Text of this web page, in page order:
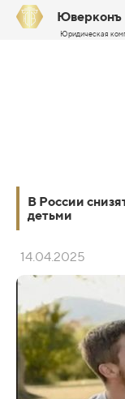
Юверконъ
Юридическая
В России
детьми
14.04.2025